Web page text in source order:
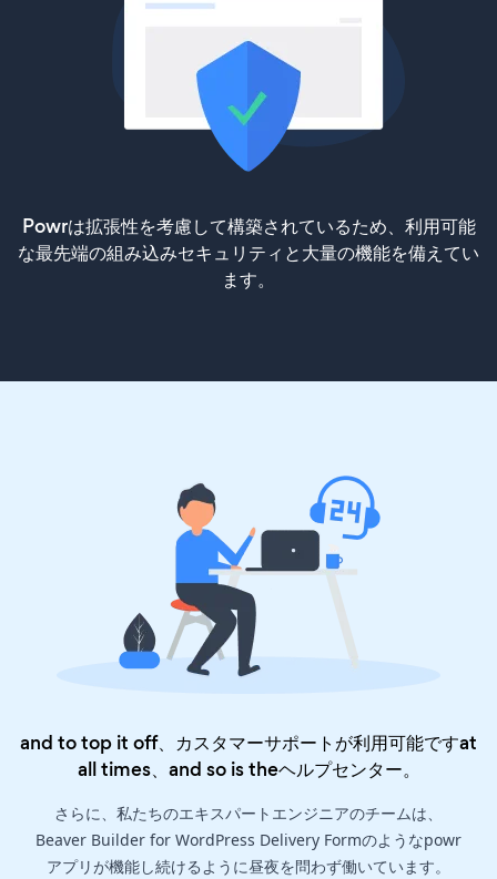
Powrは拡張性を考慮して構築されているため、利用可能
な最先端の組み込みセキュリティと大量の機能を備えてい
ます。
and to top it off、カスタマーサポートが利用可能ですat
all times、and so is theヘルプセンター。
さらに、私たちのエキスパートエンジニアのチームは、
Beaver Builder for WordPress Delivery Formのようなpowr
アプリが機能し続けるように昼夜を問わず働いています。